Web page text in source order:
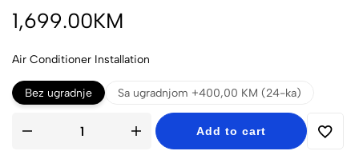
1,699.00KM
Air Conditioner Installation
Bez ugradnje Sa ugradnjom +400,00 KM (24-ka)
Add to cart